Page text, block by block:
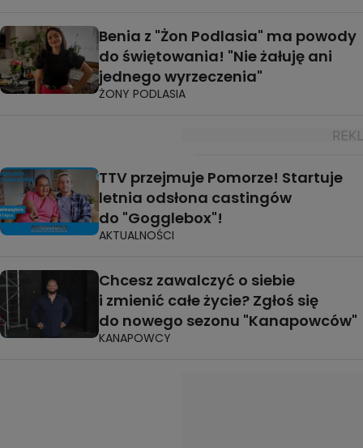
Benia z "Żon Podlasia" ma powody
do świętowania! "Nie żałuję ani
jednego wyrzeczenia"
ŻONY PODLASIA
TTV przejmuje Pomorze! Startuje
letnia odsłona castingów
do "Gogglebox"!
AKTUALNOŚCI
Chcesz zawalczyć o siebie
i zmienić całe życie? Zgłoś się
do nowego sezonu "Kanapowców"
KANAPOWCY